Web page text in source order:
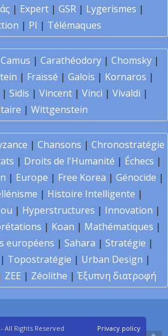
| Expert| GSR| Lygerismes |
| PI | Télémaques
Camus | Carathéodory| Chomsky|
| Fraïssé | Galois | Kornaros |
| Sidis | Vincent | Vinci | Vivaldi |
| Wittgenstein
| Chansons | Chronostratégie
| Droits de l'Humanité | Échecs |
| Europe | Free Korea | Génocide |
| Histoire Intelligente |
| Hyperstructures | Innovation |
| Koan | Mathématiques |
européens | Sahara | Stratégie |
| Topostratégie | Urban Design |
ZEE | Zéolithe | Έξυπνη διατροφή
All Rights Reserved Privacy policy